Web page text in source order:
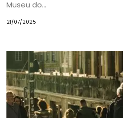
Museu do...
21/07/2025